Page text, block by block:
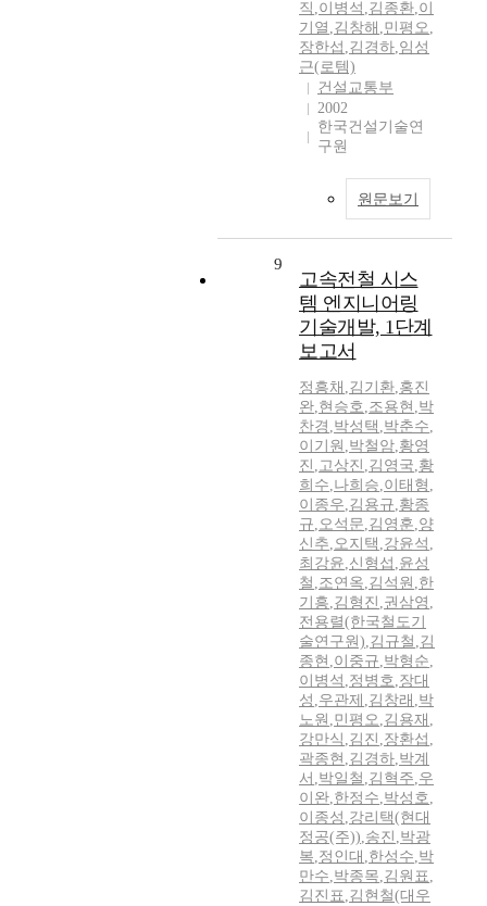
직 ,이병석 ,김종환,이
기열 ,김창해 ,민평오,
장한섭 ,김경하,임성
근(로템)
건설교통부
2002
한국건설기술연
구원
원문보기
9
고속전철 시스
템 엔지니어링
기술개발, 1단계
보고서
정흥채 ,김기환,홍진
완,현승호,조용현 ,박
찬경 ,박성택 ,박춘수,
이기원 ,박철암,황영
진 ,고상진 ,김영국,황
희수,나희승,이태형 ,
이종우,김용규,황종
규,오석문,김영훈,양
신추,오지택 ,강윤석 ,
최강윤,신형섭 ,윤성
철 ,조연옥,김석원 ,한
기흥,김형진 ,권삼영 ,
전용렬(한국철도기
술연구원),김규철 ,김
종현 ,이중규,박형순,
이병석 ,정병호,장대
성 ,우관제 ,김창래 ,박
노원 ,민평오,김용재 ,
강만식 ,김진 ,장환섭 ,
곽종현 ,김경하,박계
서 ,박일철 ,김혁주,우
이완,한정수,박성호,
이종성 ,강리택(현대
정공(주)),송진 ,박광
복,정인대 ,한성수,박
만수,박종목,김원표,
김진표,김현철(대우